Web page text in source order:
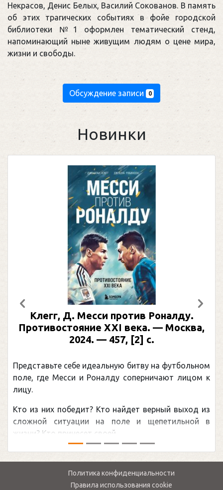
Некрасов, Денис Белых, Василий Сокованов. В память
об этих трагических событиях в фойе городской
библиотеки №1 оформлен тематический стенд,
напоминающий ныне живущим людям о цене мира,
жизни и свободы.
Обсуждение записи 0
Новинки
Клегг, Д. Месси против Роналду.
Противостояние XXI века. — Москва,
2024. — 457, [2] с.
Представьте себе идеальную битву на футбольном
поле, где Месси и Роналду соперничают лицом к
лицу.
Кто из них победит? Кто найдет верный выход из
сложной ситуации на поле и щепетильной в
жизни? Кто принесет своей ...
Предыдущий
Политика конфиденциальности
Правила использования cookie